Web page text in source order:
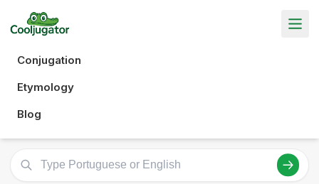
Conjugation
Etymology
Blog